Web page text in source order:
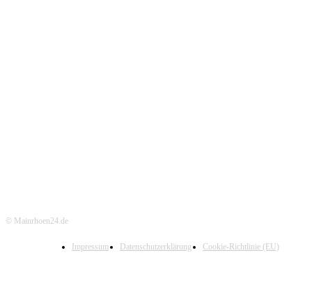
© Mainrhoen24.de
Impressum Datenschutzerklärung Cookie-Richtlinie (EU)